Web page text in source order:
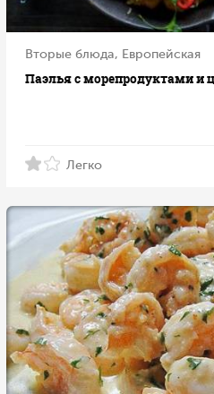
Вторые блюда, Европейская
Паэлья с морепродуктами и
Легко